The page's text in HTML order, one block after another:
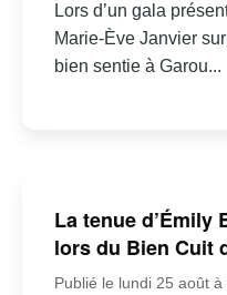
Lors d’un gala
Marie-Ève Janvier
bien sentie à Garou...
La tenue d’Émily
lors du Bien Cuit
Publié le lundi 25 août à